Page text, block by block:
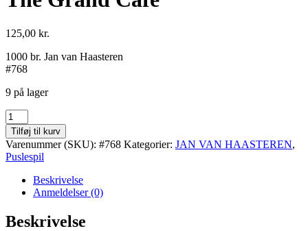
125,00 kr.
1000 br. Jan van Haasteren
#768
9 på lager
The
Grand
Cafe
antal
Tilføj til kurv
Varenummer (SKU): #768 Kategorier: JAN VAN HAASTEREN,
Puslespil
Beskrivelse
Anmeldelser (0)
Beskrivelse